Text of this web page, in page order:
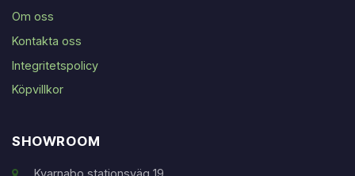
Om oss
Kontakta oss
Integritetspolicy
Köpvillkor
SHOWROOM
Kvarnabo stationsväg 19